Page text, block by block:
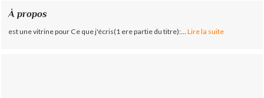
À propos
est une vitrine pour Ce que j'écris(1 ere partie du titre):... Lire la suite